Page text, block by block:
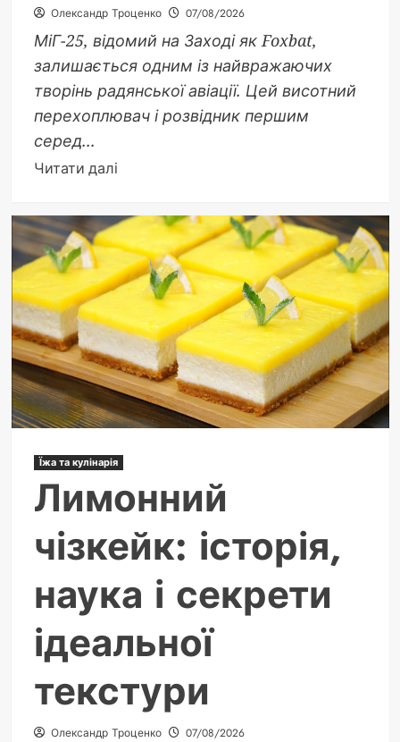
Олександр Троценко 07/08/2026
МіГ-25, відомий на Заході як Foxbat,
залишається одним із найвражаючих
творінь радянської авіації. Цей висотний
перехоплювач і розвідник першим
серед...
Читати даліДокладніше
МіГ-25:
найшвидший
серійний
перехоплювач
холодної
війни
Їжа та кулінарія
Лимонний
чізкейк: історія,
наука і секрети
ідеальної
текстури
Олександр Троценко 07/08/2026